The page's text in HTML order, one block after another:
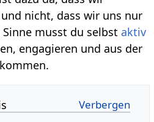
und nicht, dass wir uns nur
musst du selbst aktiv
engagieren und aus der